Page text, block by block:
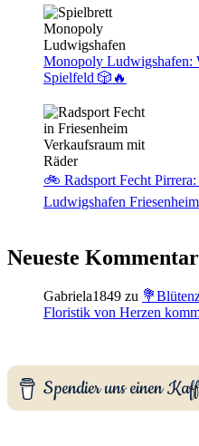
Monopoly Ludwigshafen:
Spielfeld 🎲🔥
🚲 Radsport Fecht
Ludwigshafen Friesenheim
Neueste
Gabriela1849 zu
Floristik von Herzen